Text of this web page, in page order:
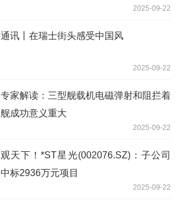
2025-09-22
通讯丨在瑞士街头感受中国风
2025-09-22
专家解读：三型舰载机电磁弹射和阻拦着
舰成功意义重大
2025-09-22
观天下！*ST星光(002076.SZ)：子公司
中标2936万元项目
2025-09-22